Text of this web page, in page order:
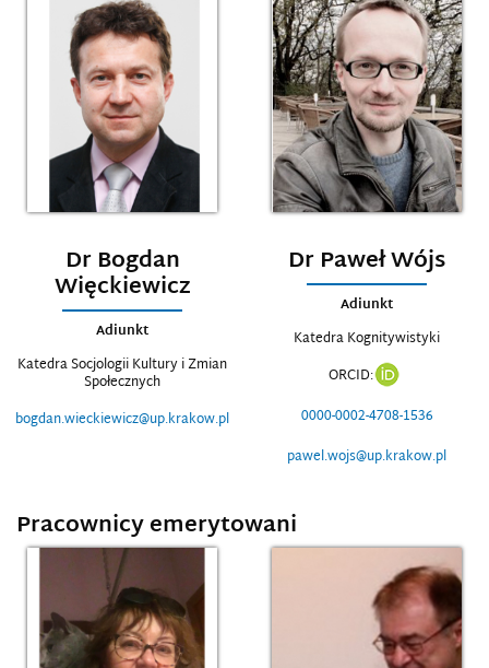
Dr Bogdan
Więckiewicz
Adiunkt
Katedra Socjologii Kultury i Zmian
Społecznych
bogdan.wieckiewicz@up.krakow.pl
Dr Paweł Wójs
Adiunkt
Katedra Kognitywistyki
ORCID:
0000-0002-4708-1536
pawel.wojs@up.krakow.pl
Pracownicy emerytowani